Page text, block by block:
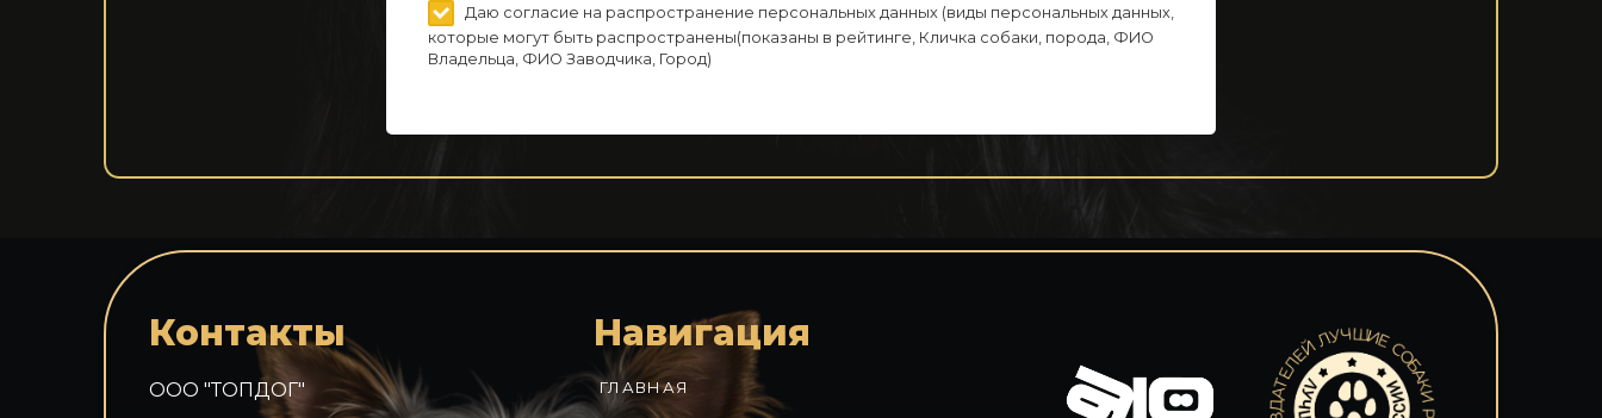
Даю согласие на распространение персональных данных (виды персональных данных,
которые могут быть распространены(показаны в рейтинге, Кличка собаки, порода, ФИО
Владельца, ФИО Заводчика, Город)
Контакты
ООО "ТОПДОГ"
Навигация
ГЛАВНАЯ